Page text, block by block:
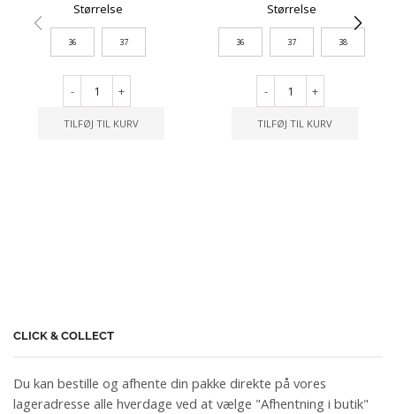
Størrelse
36 37
- +
TILFØJ TIL KURV
Størrelse
36 37 38
- +
TILFØJ TIL KURV
CLICK & COLLECT
Du kan bestille og afhente din pakke direkte på vores
lageradresse alle hverdage ved at vælge "Afhentning i butik"